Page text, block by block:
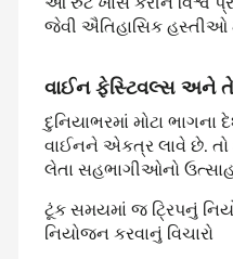
જેવી ઐતિહાસિક હસ્તીઓ
વાઈન ફેસ્ટિવલ્સ અને
દુનિયાભરમાં મોટા
વાઈનને એકત્ર લાવે છે. તો
લેતા સહભાગીઓનો ઉત્સાહ
ટૂંક સમયમાં જ ટ્રિપનું
નિયોજન કરવાનું વિચારો